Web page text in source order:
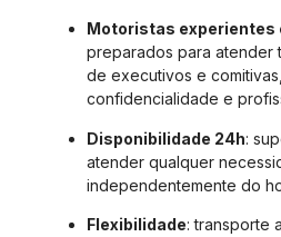
Motoristas experientes
preparados para atender
de executivos e
confidencialidade e
Disponibilidade 24h:
atender qualquer
independentemente do
Flexibilidade: transporte